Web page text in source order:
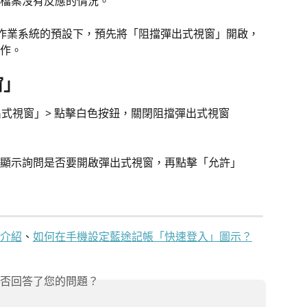
系統的預設下，預先將「阻擋彈出式視窗」開啟，
。
視窗」> 點擊白色按鈕，關閉阻擋彈出式視窗
示詢問是否要開啟彈出式視窗，再點擊「允許」
紹 、 如何在手機設定藍途記帳「快速登入」圖示？
回答了您的問題？